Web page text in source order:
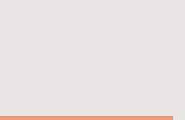
138x138x57 3000K IP54